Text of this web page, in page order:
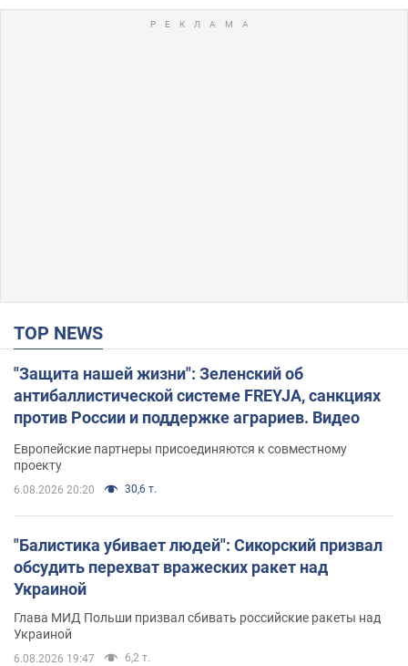
TOP NEWS
"Защита нашей жизни": Зеленский об
антибаллистической системе FREYJA, санкциях
против России и поддержке аграриев. Видео
Европейские партнеры присоединяются к совместному
проекту
6.08.2026 20:20 30,6 т.
"Балистика убивает людей": Сикорский призвал
обсудить перехват вражеских ракет над
Украиной
Глава МИД Польши призвал сбивать российские ракеты над
Украиной
6.08.2026 19:47 6,2 т.